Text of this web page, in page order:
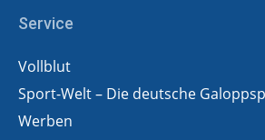
Service
Vollblut
Sport-Welt – Die deutsche
Werben